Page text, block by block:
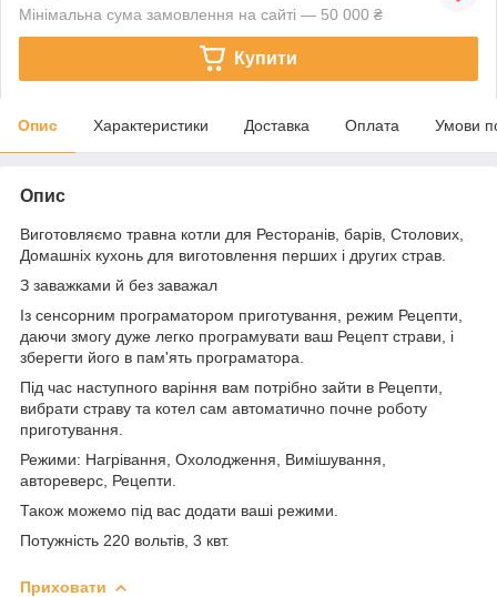
Мінімальна сума замовлення на сайті — 50 000 ₴
Купити
Опис Характеристики Доставка Оплата Умови
Опис
Виготовляємо травна котли для Ресторанів, барів, Столових,
Домашніх кухонь для виготовлення перших і других страв.
З заважками й без заважал
Із сенсорним програматором приготування, режим Рецепти,
даючи змогу дуже легко програмувати ваш Рецепт страви, і
зберегти його в пам'ять програматора.
Під час наступного варіння вам потрібно зайти в Рецепти,
вибрати страву та котел сам автоматично почне роботу
приготування.
Режими: Нагрівання, Охолодження, Вимішування,
автореверс, Рецепти.
Також можемо під вас додати ваші режими.
Потужність 220 вольтів, 3 квт.
Приховати